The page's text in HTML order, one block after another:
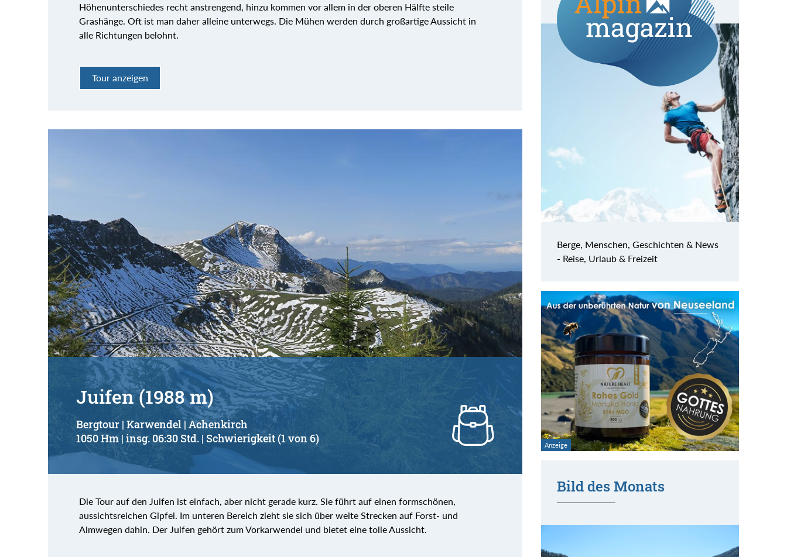
Höhenunterschiedes recht anstrengend, hinzu kommen vor allem in der oberen Hälfte steile
Grashänge. Oft ist man daher alleine unterwegs. Die Mühen werden durch großartige Aussicht in
alle Richtungen belohnt.
Tour anzeigen
Juifen (1988 m)
Bergtour | Karwendel | Achenkirch
1050 Hm | insg. 06:30 Std. | Schwierigkeit (1 von 6)
Die Tour auf den Juifen ist einfach, aber nicht gerade kurz. Sie führt auf einen formschönen,
aussichtsreichen Gipfel. Im unteren Bereich zieht sie sich über weite Strecken auf Forst- und
Almwegen dahin. Der Juifen gehört zum Vorkarwendel und bietet eine tolle Aussicht.
Berge, Menschen, Geschichten & News
- Reise, Urlaub & Freizeit
Bild des Monats